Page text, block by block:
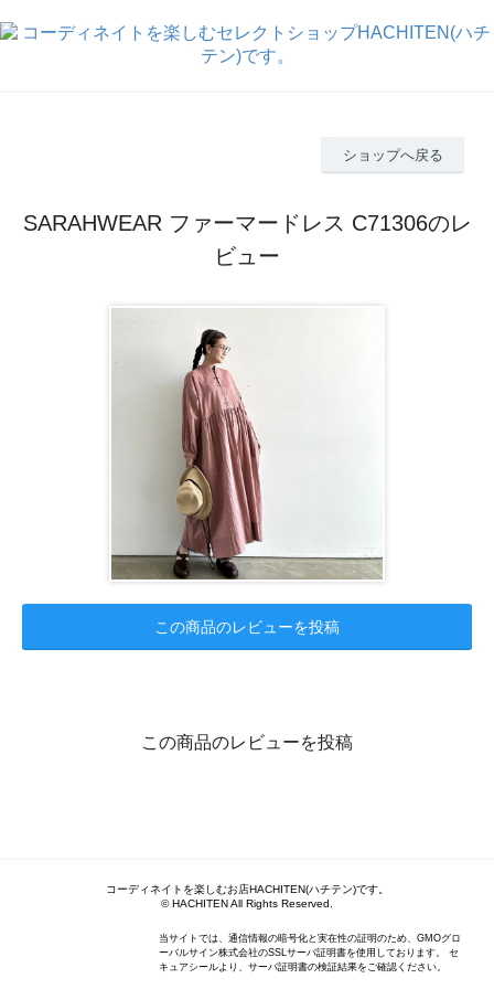
ショップへ戻る
SARAHWEAR ファーマードレス C71306のレ
ビュー
この商品のレビューを投稿
この商品のレビューを投稿
コーディネイトを楽しむお店HACHITEN(ハチテン)です。
© HACHITEN All Rights Reserved.
当サイトでは、通信情報の暗号化と実在性の証明のため、GMOグロ
ーバルサイン株式会社のSSLサーバ証明書を使用しております。 セ
キュアシールより、サーバ証明書の検証結果をご確認ください。